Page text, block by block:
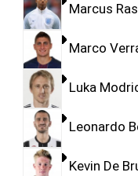
Marcus
Marco
Luka
Leonardo
Kevin De